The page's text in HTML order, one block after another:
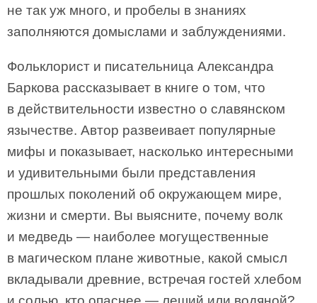
не так уж много, и пробелы в знаниях
заполняются домыслами и заблуждениями.
Фольклорист и писательница Александра
Баркова рассказывает в книге о том, что
в действительности известно о славянском
язычестве. Автор развеивает популярные
мифы и показывает, насколько интересными
и удивительными были представления
прошлых поколений об окружающем мире,
жизни и смерти. Вы выясните, почему волк
и медведь — наиболее могущественные
в магическом плане животные, какой смысл
вкладывали древние, встречая гостей хлебом